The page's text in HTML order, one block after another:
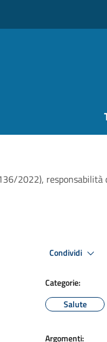
2022), responsabilità
Condividi
Categorie:
Salute
Argomenti: